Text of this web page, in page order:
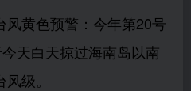
黄色预警： 今年第20号
今天白天掠过海南岛以南
级。